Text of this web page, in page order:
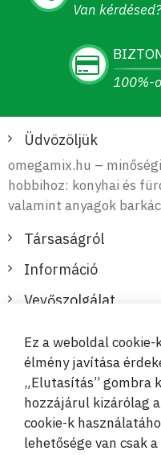
Van
100%-
Üdvözöljük
omegamix.hu –
hobbihoz: konyhai és
valamint anyagok
Társaságról
Információ
Vevőszolgálat
Biztonságos és
Ez a weboldal
élmény javítása
„Elutasítás” gombra
hozzájárul kizárólag
cookie-k
lehetősége van csak